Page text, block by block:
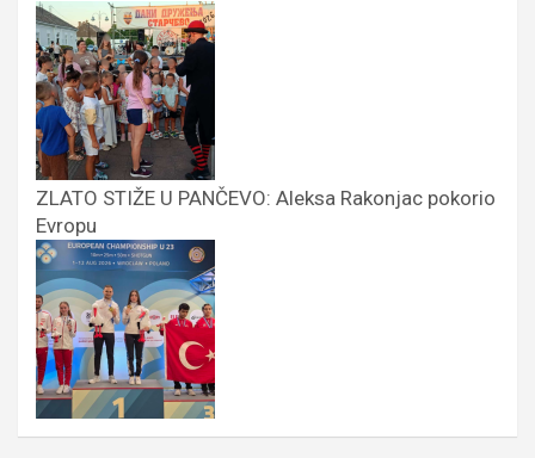
ZLATO STIŽE U PANČEVO: Aleksa Rakonjac pokorio
Evropu